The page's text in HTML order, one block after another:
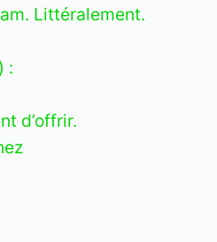
Littéralement.
:
d’offrir.